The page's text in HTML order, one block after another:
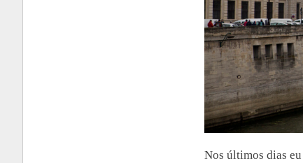
Nos últimos dias